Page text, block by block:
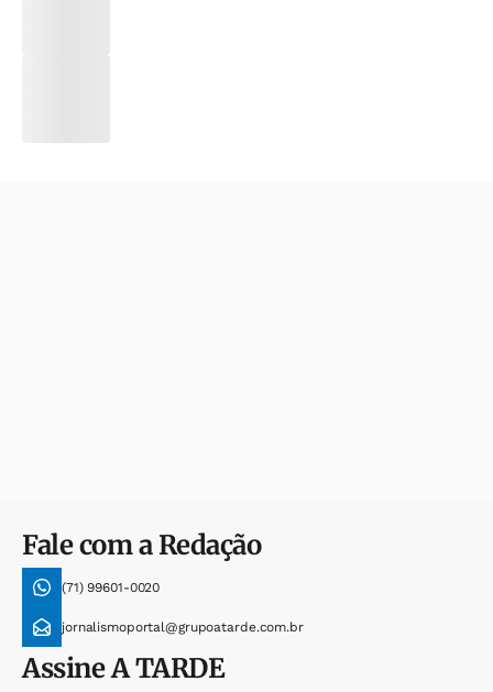
Fale com a Redação
(71) 99601-0020
jornalismoportal@grupoatarde.com.br
AssineA TARDE